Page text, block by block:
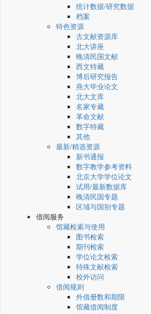
统计数据/研究数据
档案
特色资源
古文献资源库
北大讲座
晚清民国文献
西文特藏
博后研究报告
燕大毕业论文
北大文库
名家专藏
革命文献
数字特藏
其他
最新/精选资源
新书通报
数字教学参考资料
北京大学学位论文
试用/最新数据库
晚清民国专题
区域与国别专题
借阅服务
馆藏检索与使用
图书检索
期刊检索
学位论文检索
特殊文献检索
校外访问
借阅规则
外借册数和期限
馆藏借阅制度